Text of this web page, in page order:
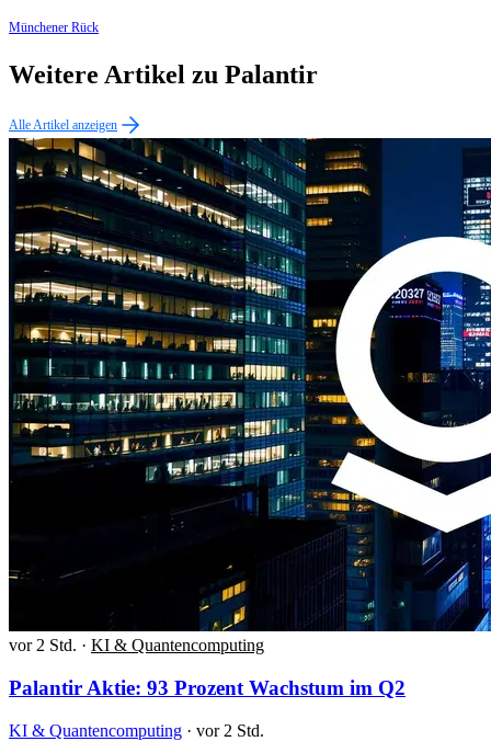
Münchener Rück
Weitere Artikel zu Palantir
Alle Artikel anzeigen
vor 2 Std. · KI & Quantencomputing
Palantir Aktie: 93 Prozent Wachstum im Q2
KI & Quantencomputing · vor 2 Std.